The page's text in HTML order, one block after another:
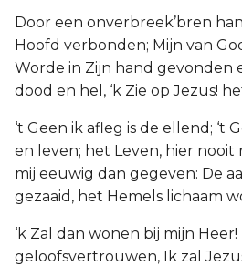
Door een onverbreek’bren
Hoofd verbonden; Mijn van
Worde in Zijn hand gevonden
dood en hel, ‘k Zie op Jezus!
‘t Geen ik afleg is de ellend; ‘t
en leven; het Leven, hier
mij eeuwig dan gegeven: De
gezaaid, het Hemels lichaam
‘k Zal dan wonen bij mijn Heer!
geloofsvertrouwen, Ik zal